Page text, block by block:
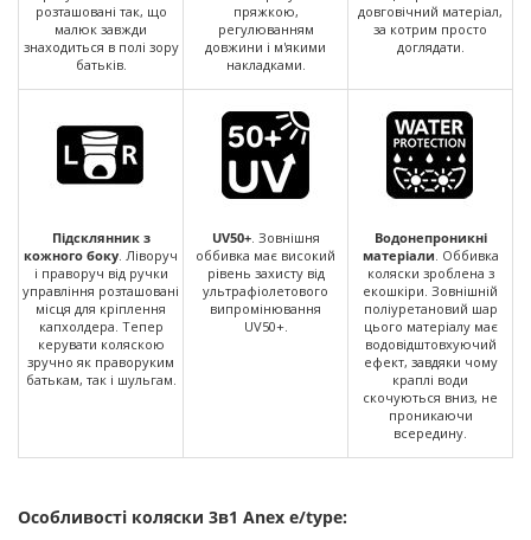
розташовані так, що
малюк завжди
знаходиться в полі зору
батьків.
пряжкою,
регулюванням
довжини і м'якими
накладками.
довговічний матеріал,
за котрим просто
доглядати.
Підсклянник з
кожного боку. Ліворуч
і праворуч від ручки
управління розташовані
місця для кріплення
капхолдера. Тепер
керувати коляскою
зручно як праворуким
батькам, так і шульгам.
UV50+. Зовнішня
оббивка має високий
рівень захисту від
ультрафіолетового
випромінювання
UV50+.
Водонепроникні
матеріали. Оббивка
коляски зроблена з
екошкіри. Зовнішній
поліуретановий шар
цього матеріалу має
водовідштовхуючий
ефект, завдяки чому
краплі води
скочуються вниз, не
проникаючи
всередину.
Особливості коляски 3в1 Anex e/type: